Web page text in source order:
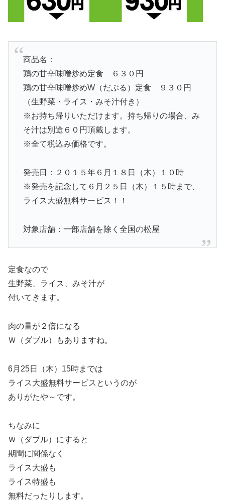
商品名：
鶏の甘辛味噌炒め定食 ６３０円
鶏の甘辛味噌炒めW（だぶる）定食 ９３０円
（生野菜・ライス・みそ汁付き）
※お持ち帰りいただけます。持ち帰りの場合、み
そ汁は別途６０円頂戴します。
※全て税込み価格です。
発売日：２０１５年６月１８日（木）１０時
※発売を記念して６月２５日（木）１５時まで、
ライス大盛無料サービス！！
対象店舗：一部店舗を除く全国の松屋
定食なので
生野菜、ライス、みそ汁が
付いてきます。
肉の量が２倍になる
Ｗ（ダブル）もありますね。
6月25日（木）15時までは
ライス大盛無料サービスというのが
ありがたや～です。
ちなみに
Ｗ（ダブル）にすると
期間に関係なく
ライス大盛も
ライス特盛も
無料だったりします。